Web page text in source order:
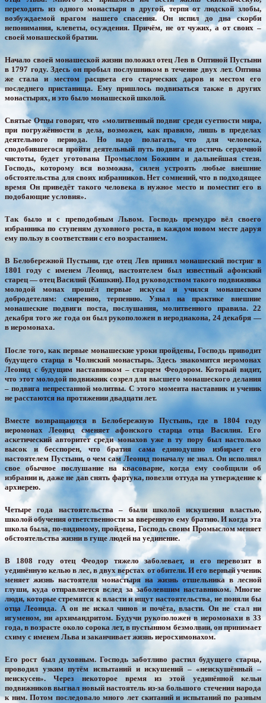
переходить из одного монастыря в другой, терпя от людской злобы,
возбуждаемой врагом нашего спасения. Он испил до дна скорби
непонимания, клеветы, осуждения. Причём, не от чужих, а от своих –
своей монашеской братии.
Начало своей монашеской жизни положил отец Лев в Оптиной Пустыни
в 1797 году. Здесь он пробыл послушником в течение двух лет. Оптина
же стала и местом расцвета его старческих даров и местом его
последнего пристанища. Ему пришлось подвизаться также в других
монастырях, и это было монашеской школой.
Святые Отцы говорят, что «молитвенный подвиг среди суетности мира,
при погружённости в дела, возможен, как правило, лишь в пределах
деятельного периода. Но надо полагать, что для человека,
сподобившегося пройти деятельный путь подвига и достичь сердечной
чистоты, будет уготована Промыслом Божиим и дальнейшая стезя.
Господь, которому вся возможна, силен устроять любые внешние
обстоятельства для своих избранников. Нет сомнений, что в подходящее
время Он приведёт такого человека в нужное место и поместит его в
подобающие условия».
Так было и с преподобным Львом. Господь премудро вёл своего
избранника по ступеням духовного роста, в каждом новом месте даруя
ему пользу в соответствии с его возрастанием.
В Белобережной Пустыни, где отец Лев принял монашеский постриг в
1801 году с именем Леонид, настоятелем был известный афонский
старец — отец Василий (Кишкин). Под руководством такого подвижника
молодой монах прошёл первые искусы и учился монашеским
добродетелям: смирению, терпению. Узнал на практике внешние
монашеские подвиги поста, послушания, молитвенного правила. 22
декабря того же года он был рукоположен в иеродиакона, 24 декабря —
в иеромонаха.
После того, как первые монашеские уроки пройдены, Господь приводит
будущего старца в Чолнский монастырь. Здесь знакомится иеромонах
Леонид с будущим наставником – старцем Феодором. Который видит,
что этот молодой подвижник созрел для высшего монашеского делания
– подвига непрестанной молитвы. С этого момента наставник и ученик
не расстаются на протяжении двадцати лет.
Вместе возвращаются в Белобережную Пустынь, где в 1804 году
иеромонах Леонид сменяет афонского старца отца Василия. Его
аскетический авторитет среди монахов уже в ту пору был настолько
высок и бесспорен, что братия сама единодушно избирает его
настоятелем Пустыни, о чем сам Леонид поначалу не знал. Он исполнял
свое обычное послушание на квасоварне, когда ему сообщили об
избрании и, даже не дав снять фартука, повезли оттуда на утверждение к
архиерею.
Четыре года настоятельства – были школой искушения властью,
школой обучения ответственности за вверенную ему братию. И когда эта
школа была, по-видимому, пройдена, Господь своим Промыслом меняет
обстоятельства жизни в гуще людей на уединение.
В 1808 году отец Феодор тяжело заболевает, и его перевозят в
уединённую келью в лес, в двух верстах от обители. И его верный ученик
меняет жизнь настоятеля монастыря на жизнь отшельника в лесной
глуши, куда отправляется вслед за заболевшим наставником. Многие
люди, которые стремятся к власти и ищут настоятельства, не поняли бы
отца Леонида. А он не искал чинов и почёта, власти. Он не стал ни
игуменом, ни архимандритом. Будучи рукоположен в иеромонахи в 33
года, в возрасте около сорока лет, в пустынном безмолвии, он принимает
схиму с именем Льва и заканчивает жизнь иеросхимонахом.
Его рост был духовным. Господь заботливо растил будущего старца,
проводил узким путём испытаний и искушений – «неискушённый –
неискусен». Через некоторое время из этой уединённой кельи
подвижников выгнал новый настоятель из-за большого стечения народа
к ним. Потом последовало много лет скитаний и испытаний по разным